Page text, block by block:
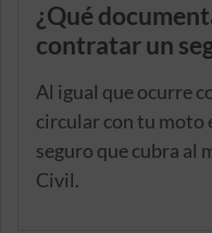
¿Qué
contratar un
Al igual que ocurre
circular con tu moto
seguro que cubra al
Civil.